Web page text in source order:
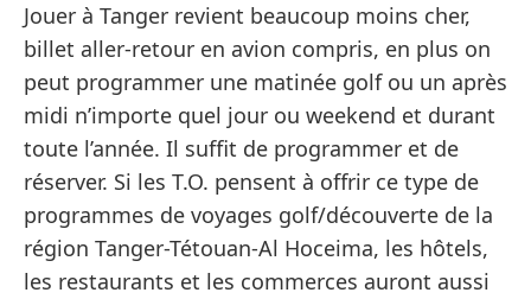
Jouer à Tanger revient beaucoup moins cher,
billet aller-retour en avion compris, en plus on
peut programmer une matinée golf ou un après
midi n’importe quel jour ou weekend et durant
toute l’année. Il suffit de programmer et de
réserver. Si les T.O. pensent à offrir ce type de
programmes de voyages golf/découverte de la
région Tanger-Tétouan-Al Hoceima, les hôtels,
les restaurants et les commerces auront aussi